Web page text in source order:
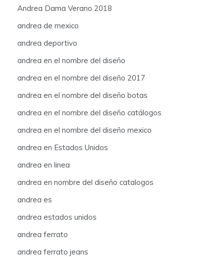
Andrea Dama Verano 2018
andrea de mexico
andrea deportivo
andrea en el nombre del diseño
andrea en el nombre del diseño 2017
andrea en el nombre del diseño botas
andrea en el nombre del diseño catálogos
andrea en el nombre del diseño mexico
andrea en Estados Unidos
andrea en linea
andrea en nombre del diseño catalogos
andrea es
andrea estados unidos
andrea ferrato
andrea ferrato jeans